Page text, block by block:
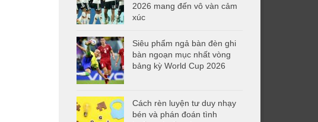
2026 mang đến vô vàn cảm
xúc
Siêu phẩm ngả bàn đèn ghi
bàn ngoạn mục nhất vòng
bảng kỳ World Cup 2026
Cách rèn luyện tư duy nhạy
bén và phán đoán tình